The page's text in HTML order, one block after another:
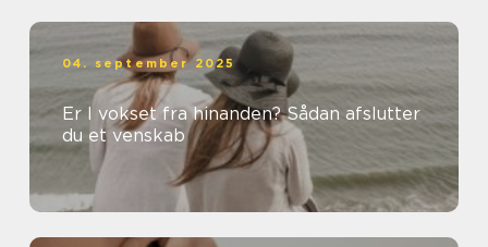
04. september 2025
Er I vokset fra hinanden? Sådan afslutter
du et venskab